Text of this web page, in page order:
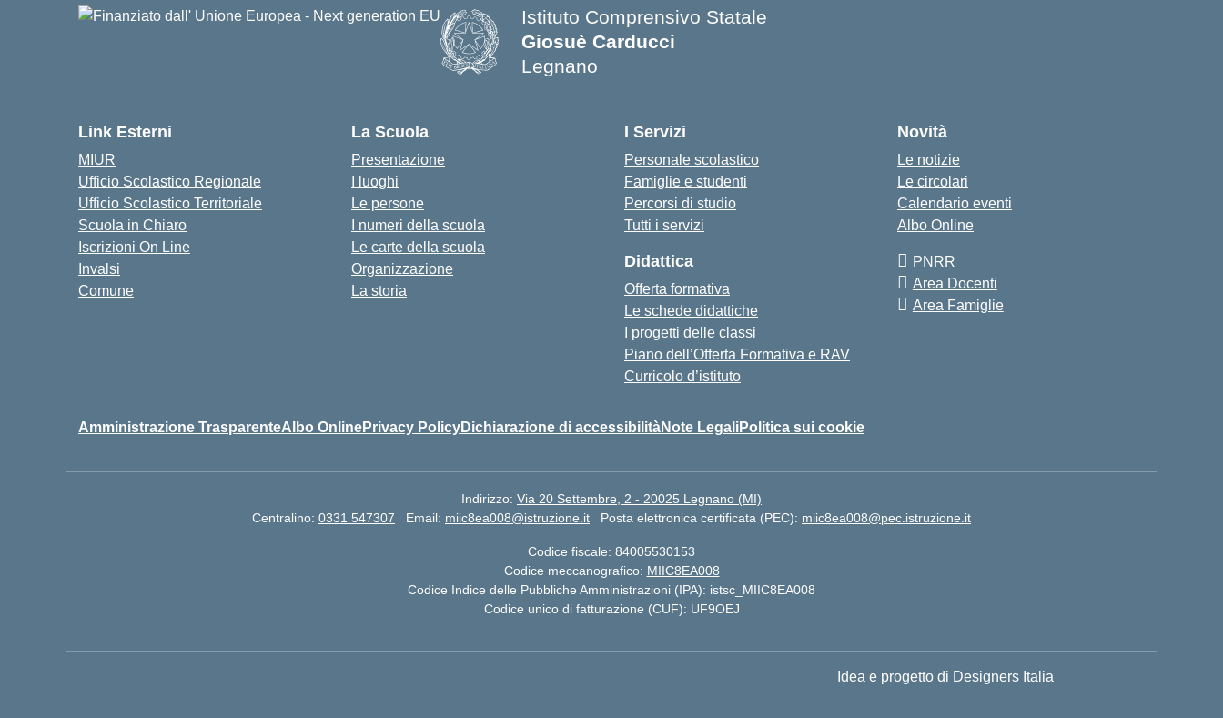
Istituto Comprensivo Statale
Giosuè Carducci
Legnano
Link Esterni
MIUR
Ufficio Scolastico Regionale
Ufficio Scolastico Territoriale
Scuola in Chiaro
Iscrizioni On Line
Invalsi
Comune
La Scuola
Presentazione
I luoghi
Le persone
I numeri della scuola
Le carte della scuola
Organizzazione
La storia
I Servizi
Personale scolastico
Famiglie e studenti
Percorsi di studio
Tutti i servizi
Didattica
Offerta formativa
Le schede didattiche
I progetti delle classi
Piano dell’Offerta Formativa e RAV
Curricolo d’istituto
Novità
Le notizie
Le circolari
Calendario eventi
Albo Online
PNRR
Area Docenti
Area Famiglie
Amministrazione TrasparenteAlbo OnlinePrivacy PolicyDichiarazione di accessibilitàNote LegaliPolitica sui cookie
Indirizzo: Via 20 Settembre, 2 - 20025 Legnano (MI)
Centralino: 0331 547307 Email: miic8ea008@istruzione.it Posta elettronica certificata (PEC): miic8ea008@pec.istruzione.it
Codice fiscale: 84005530153
Codice meccanografico: MIIC8EA008
Codice Indice delle Pubbliche Amministrazioni (IPA): istsc_MIIC8EA008
Codice unico di fatturazione (CUF): UF9OEJ
Idea e progetto di Designers Italia